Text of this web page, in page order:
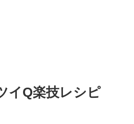
Q楽技レシピ